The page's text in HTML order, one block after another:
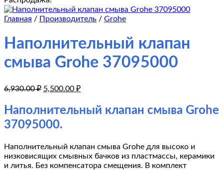
Главная / Производитель / Grohe
Наполнительный клапан
смыва Grohe 37095000
6,930.00₽ Первоначальная
6,930.00 ₽.
5,500.00 ₽Текущая
5,500.00 ₽.
Наполнительный клапан смыва Grohe
37095000.
Наполнительный клапан смыва Grohe для высоко и
низковисящих смывных бачков из пластмассы, керамики
и литья. Без компенсатора смещения. В комплект